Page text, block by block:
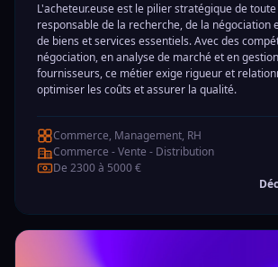
L'acheteur.euse est le pilier stratégique de
responsable de la recherche, de la négociation
de biens et services essentiels. Avec des
négociation, en analyse de marché et en
fournisseurs, ce métier exige rigueur et
optimiser les coûts et assurer la qualité.
Commerce, Management, RH
Commerce - Vente - Distribution
De 2300 à 5000 €